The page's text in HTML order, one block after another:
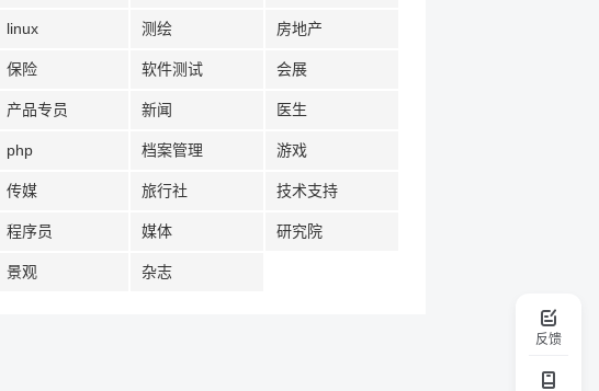
反馈
linux 测绘 房地产
保险 软件测试 会展
产品专员 新闻 医生
php 档案管理 游戏
传媒 旅行社 技术支持
程序员 媒体 研究院
景观 杂志